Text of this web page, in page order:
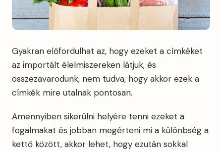
Gyakran előfordulhat az, hogy ezeket a címkéket
az importált élelmiszereken látjuk, és
összezavarodunk, nem tudva, hogy akkor ezek a
címkék mire utalnak pontosan.
Amennyiben sikerülni helyére tenni ezeket a
fogalmakat és jobban megérteni mi a különbség a
kettő között, akkor lehet, hogy ezután sokkal